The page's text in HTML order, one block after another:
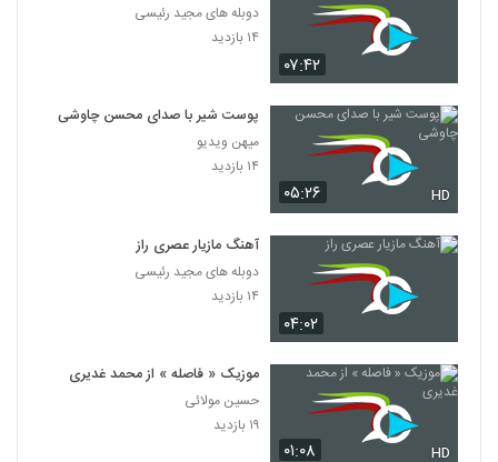
۰۷:۴۲
دوبله های مجید رئیسی
۱۴ بازدید
۰۵:۲۶ HD
پوست شیر با صدای محسن چاوشی
میهن ویدیو
۱۴ بازدید
۰۴:۰۲
آهنگ مازیار عصری راز
دوبله های مجید رئیسی
۱۴ بازدید
۰۱:۰۸ HD
موزیک « فاصله » از محمد غدیری
حسین مولائی
۱۹ بازدید